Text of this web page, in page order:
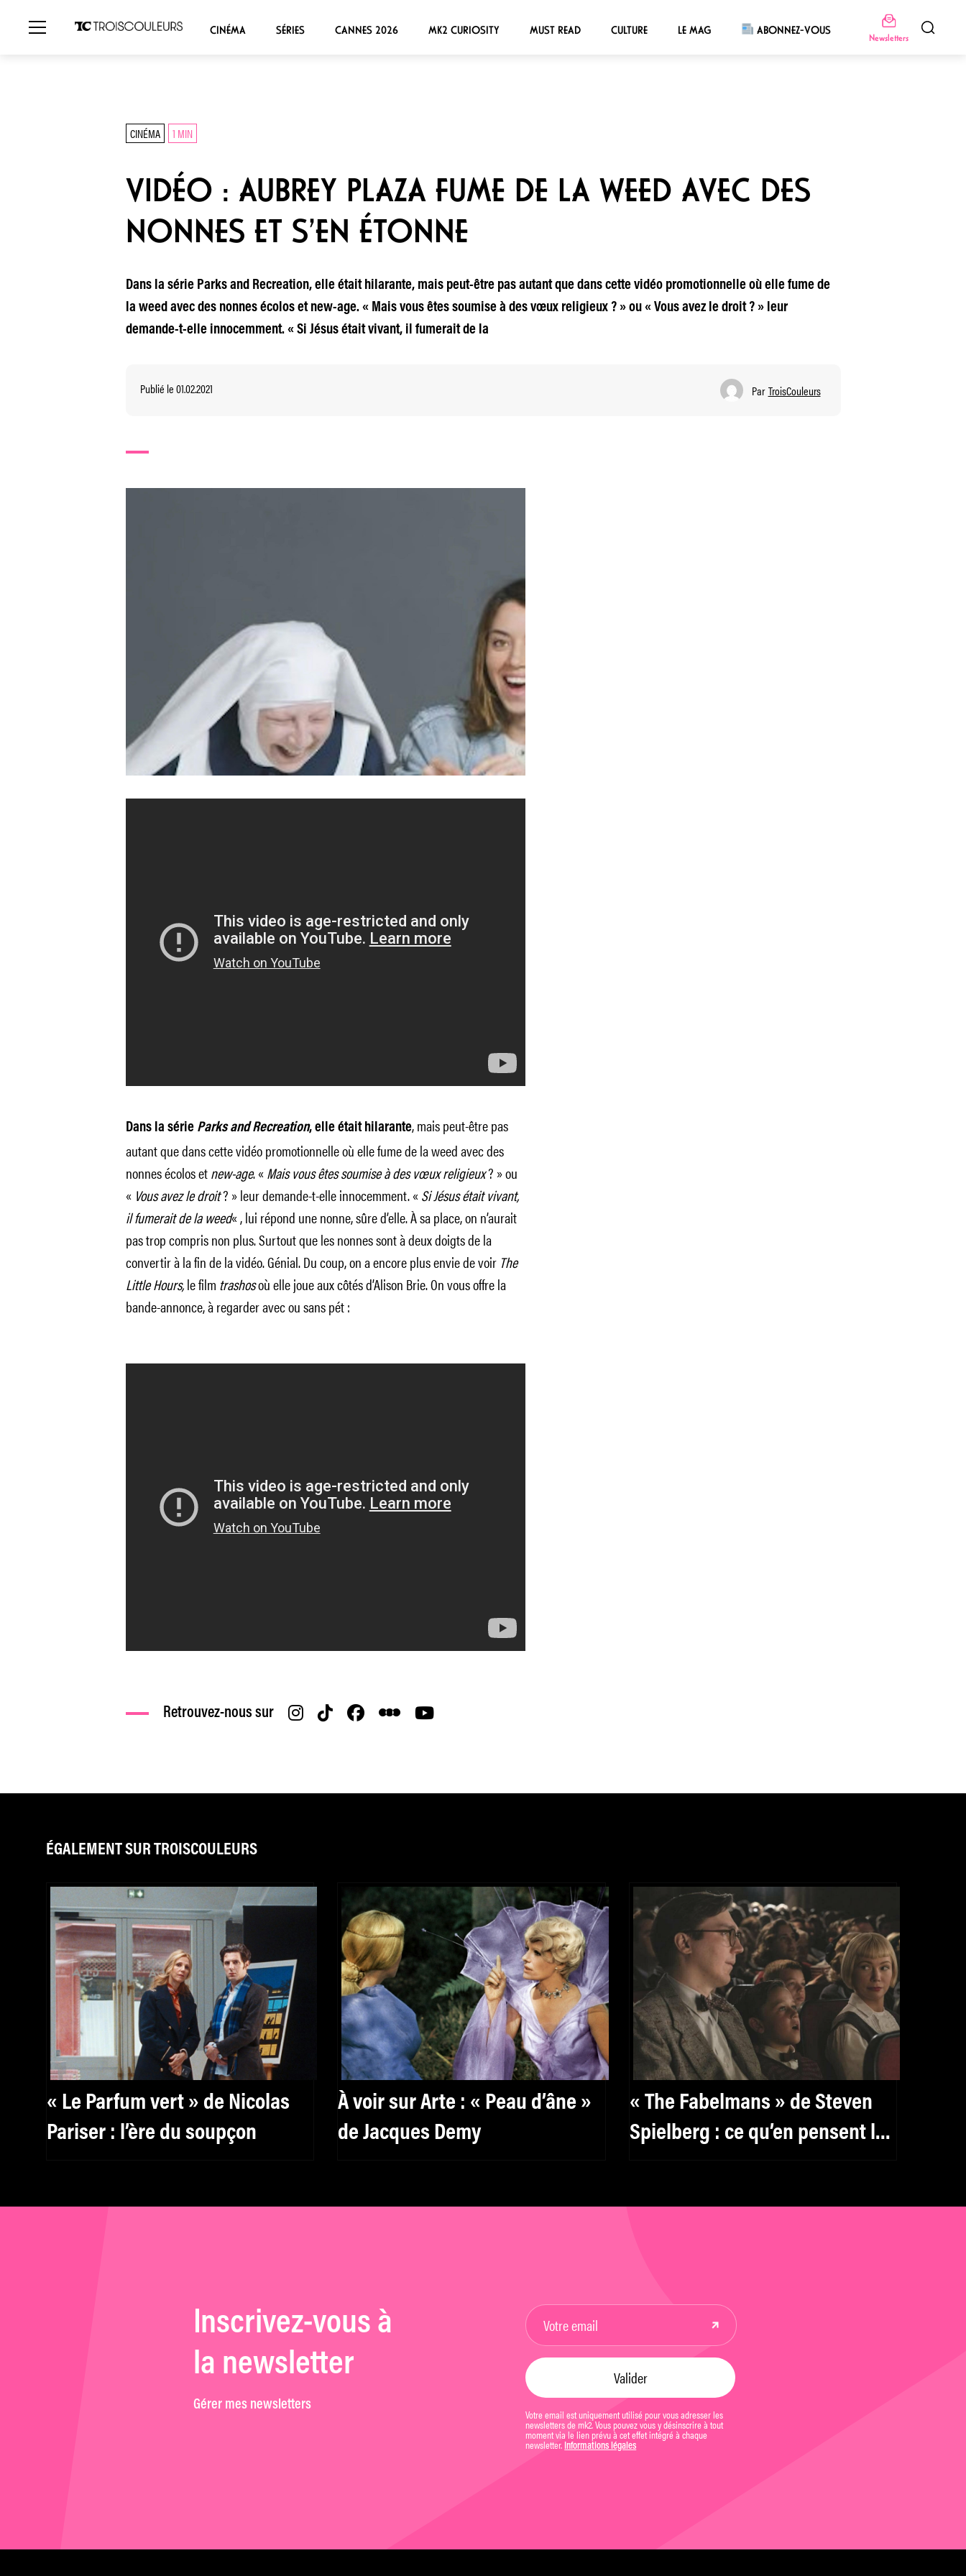
CINÉMA SÉRIES CANNES 2026 MK2 CURIOSITY MUST READ CULTURE LE MAG ABONNEZ-VOUS
Newsletters
CINÉMA 1 MIN
VIDÉO : AUBREY PLAZA FUME DE LA WEED AVEC DES
NONNES ET S’EN ÉTONNE
Dans la série Parks and Recreation, elle était hilarante, mais peut-être pas autant que dans cette vidéo promotionnelle où elle fume de
la weed avec des nonnes écolos et new-age. « Mais vous êtes soumise à des vœux religieux ? » ou « Vous avez le droit ? » leur
demande-t-elle innocemment. « Si Jésus était vivant, il fumerait de la
Publié le 01.02.2021 Par TroisCouleurs
Dans la série Parks and Recreation, elle était hilarante, mais peut-être pas
autant que dans cette vidéo promotionnelle où elle fume de la weed avec des
nonnes écolos etnew-age. «Mais vous êtes soumise à des vœux religieux? » ou
« Vous avez le droit? » leur demande-t-elle innocemment. «Si Jésus était vivant,
il fumerait de la weed« , lui répond une nonne, sûre d’elle. À sa place, on n’aurait
pas trop compris non plus. Surtout que les nonnes sont à deux doigts de la
convertir à la fin de la vidéo. Génial. Du coup, on a encore plus envie de voir The
Little Hours,le film trashosoù elle joue aux côtés d’Alison Brie. On vous offre la
bande-annonce, à regarder avec ou sans pét :
Retrouvez-nous sur
ÉGALEMENT SUR TROISCOULEURS
« Le Parfum vert » de Nicolas
Pariser : l’ère du soupçon
À voir sur Arte : « Peau d’âne »
de Jacques Demy
« The Fabelmans » de Steven
Spielberg : ce qu’en pensent les
Inscrivez-vous à
la newsletter
Gérer mes newsletters
Votre email est uniquement utilisé pour vous adresser les
newsletters de mk2. Vous pouvez vous y désinscrire à tout
moment via le lien prévu à cet effet intégré à chaque
newsletter. Informations légales